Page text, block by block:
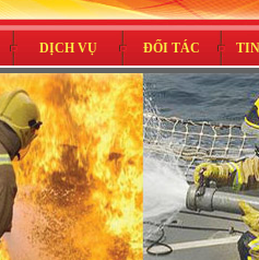
DỊCH VỤ ĐỐI TÁC